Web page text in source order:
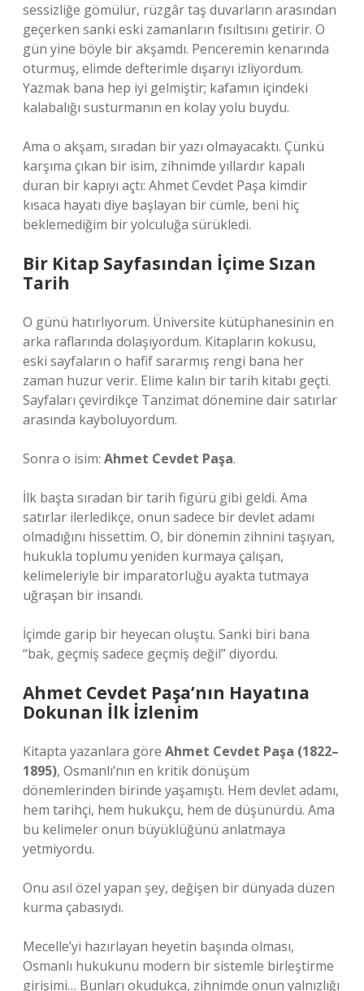
sessizliğe gömülür, rüzgâr taş duvarların arasından
geçerken sanki eski zamanların fısıltısını getirir. O
gün yine böyle bir akşamdı. Penceremin kenarında
oturmuş, elimde defterimle dışarıyı izliyordum.
Yazmak bana hep iyi gelmiştir; kafamın içindeki
kalabalığı susturmanın en kolay yolu buydu.
Ama o akşam, sıradan bir yazı olmayacaktı. Çünkü
karşıma çıkan bir isim, zihnimde yıllardır kapalı
duran bir kapıyı açtı: Ahmet Cevdet Paşa kimdir
kısaca hayatı diye başlayan bir cümle, beni hiç
beklemediğim bir yolculuğa sürükledi.
Bir Kitap Sayfasından İçime Sızan
Tarih
O günü hatırlıyorum. Üniversite kütüphanesinin en
arka raflarında dolaşıyordum. Kitapların kokusu,
eski sayfaların o hafif sararmış rengi bana her
zaman huzur verir. Elime kalın bir tarih kitabı geçti.
Sayfaları çevirdikçe Tanzimat dönemine dair satırlar
arasında kayboluyordum.
Sonra o isim: Ahmet Cevdet Paşa.
İlk başta sıradan bir tarih figürü gibi geldi. Ama
satırlar ilerledikçe, onun sadece bir devlet adamı
olmadığını hissettim. O, bir dönemin zihnini taşıyan,
hukukla toplumu yeniden kurmaya çalışan,
kelimeleriyle bir imparatorluğu ayakta tutmaya
uğraşan bir insandı.
İçimde garip bir heyecan oluştu. Sanki biri bana
“bak, geçmiş sadece geçmiş değil” diyordu.
Ahmet Cevdet Paşa’nın Hayatına
Dokunan İlk İzlenim
Kitapta yazanlara göre Ahmet Cevdet Paşa (1822–
1895), Osmanlı’nın en kritik dönüşüm
dönemlerinden birinde yaşamıştı. Hem devlet adamı,
hem tarihçi, hem hukukçu, hem de düşünürdü. Ama
bu kelimeler onun büyüklüğünü anlatmaya
yetmiyordu.
Onu asıl özel yapan şey, değişen bir dünyada düzen
kurma çabasıydı.
Mecelle’yi hazırlayan heyetin başında olması,
Osmanlı hukukunu modern bir sistemle birleştirme
girişimi… Bunları okudukça, zihnimde onun yalnızlığı